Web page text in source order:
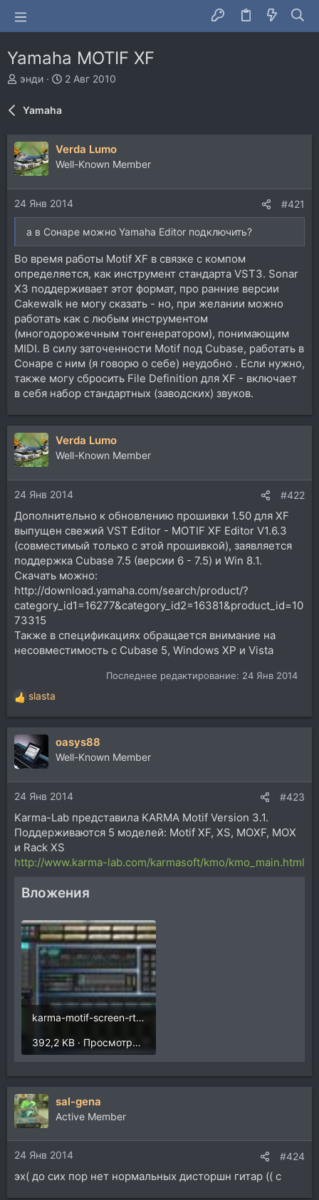
Yamaha MOTIF XF
А
т
р
т
е
м
энди
Д
н
а
ч
а
2 Авг 2010
Yamaha
Verda Lumo
Well-Known Member
24 Янв 2014 #421
а в Сонаре можно Yamaha Editor подключить?
Во время работы Motif XF в связке с компом
определяется, как инструмент стандарта VST3. Sonar
X3 поддерживает этот формат, про ранние версии
Cakewalk не могу сказать - но, при желании можно
работать как с любым инструментом
(многодорожечным тонгенератором), понимающим
MIDI. В силу заточенности Motif под Cubase, работать в
Сонаре с ним (я говорю о себе) неудобно . Если нужно,
также могу сбросить File Definition для XF - включает
в себя набор стандартных (заводских) звуков.
Verda Lumo
Well-Known Member
24 Янв 2014 #422
Дополнительно к обновлению прошивки 1.50 для XF
выпущен свежий VST Editor - MOTIF XF Editor V1.6.3
(совместимый только с этой прошивкой), заявляется
поддержка Cubase 7.5 (версии 6 - 7.5) и Win 8.1.
Скачать можно:
http://download.yamaha.com/search/product/?
category_id1=16277&category_id2=16381&product_id=10
73315
Также в спецификациях обращается внимание на
несовместимость с Cubase 5, Windows XP и Vista
Последнее редактирование: 24 Янв 2014
Р
е
а
к
ц
и
и
:
slasta
oasys88
Well-Known Member
24 Янв 2014 #423
Karma-Lab представила KARMA Motif Version 3.1.
Поддерживаются 5 моделей: Motif XF, XS, MOXF, MOX
и Rack XS
http://www.karma-lab.com/karmasoft/kmo/kmo_main.html
Вложения
karma-motif-screen-rtc.jpg
392,2 KB · Просмотры: 3
sal-gena
Active Member
24 Янв 2014 #424
эх( до сих пор нет нормальных дисторшн гитар (( с